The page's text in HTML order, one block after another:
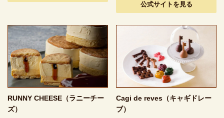
公式サイトを見る
RUNNY CHEESE（ラニーチー
ズ）
Cagi de reves（キャギドレー
ブ）